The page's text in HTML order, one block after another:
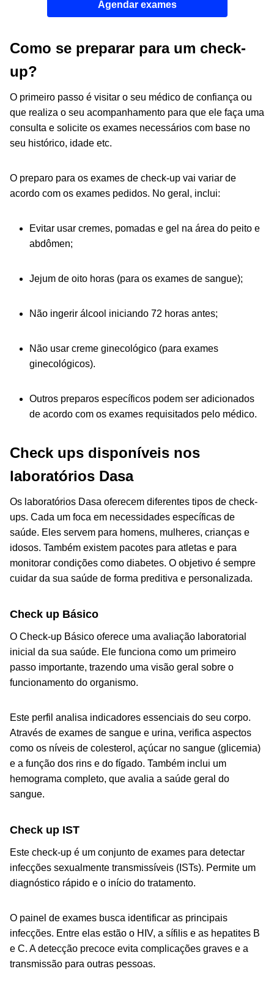
Agendar exames
Como se preparar para um check-
up?
O primeiro passo é visitar o seu médico de confiança ou
que realiza o seu acompanhamento para que ele faça uma
consulta e solicite os exames necessários com base no
seu histórico, idade etc.
O preparo para os exames de check-up vai variar de
acordo com os exames pedidos. No geral, inclui:
Evitar usar cremes, pomadas e gel na área do peito e
abdômen;
Jejum de oito horas (para os exames de sangue);
Não ingerir álcool iniciando 72 horas antes;
Não usar creme ginecológico (para exames
ginecológicos).
Outros preparos específicos podem ser adicionados
de acordo com os exames requisitados pelo médico.
Check ups disponíveis nos
laboratórios Dasa
Os laboratórios Dasa oferecem diferentes tipos de check-
ups. Cada um foca em necessidades específicas de
saúde. Eles servem para homens, mulheres, crianças e
idosos. Também existem pacotes para atletas e para
monitorar condições como diabetes. O objetivo é sempre
cuidar da sua saúde de forma preditiva e personalizada.
Check up Básico
O Check-up Básico oferece uma avaliação laboratorial
inicial da sua saúde. Ele funciona como um primeiro
passo importante, trazendo uma visão geral sobre o
funcionamento do organismo.
Este perfil analisa indicadores essenciais do seu corpo.
Através de exames de sangue e urina, verifica aspectos
como os níveis de colesterol, açúcar no sangue (glicemia)
e a função dos rins e do fígado. Também inclui um
hemograma completo, que avalia a saúde geral do
sangue.
Check up IST
Este check-up é um conjunto de exames para detectar
infecções sexualmente transmissíveis (ISTs). Permite um
diagnóstico rápido e o início do tratamento.
O painel de exames busca identificar as principais
infecções. Entre elas estão o HIV, a sífilis e as hepatites B
e C. A detecção precoce evita complicações graves e a
transmissão para outras pessoas.